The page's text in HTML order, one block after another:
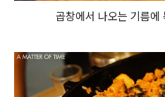
곱창에서 나오는 기름에